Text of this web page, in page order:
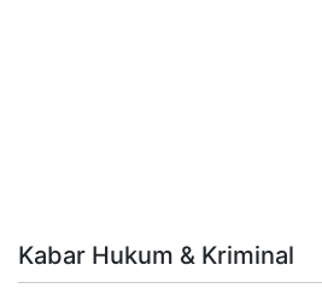
Kabar Hukum & Kriminal